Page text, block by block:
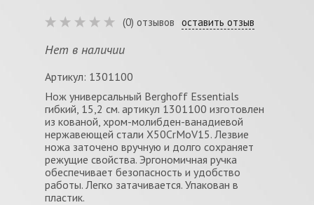
(0) отзывов оставить отзыв
Нет в наличии
Артикул: 1301100
Нож универсальный Berghoff Essentials
гибкий, 15,2 см. артикул 1301100 изготовлен
из кованой, хром-молибден-ванадиевой
нержавеющей стали X50CrMoV15. Лезвие
ножа заточено вручную и долго сохраняет
режущие свойства. Эргономичная ручка
обеспечивает безопасность и удобство
работы. Легко затачивается. Упакован в
пластик.